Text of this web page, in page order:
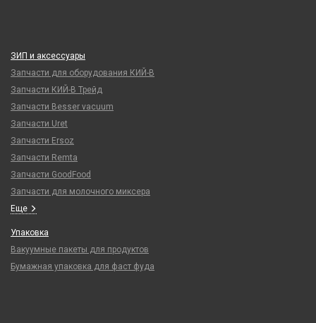
ЗИП и аксессуары
Запчасти для оборудования КИЙ-В
Запчасти КИЙ-В Трейд
Запчасти Besser vacuum
Запчасти Uret
Запчасти Ersoz
Запчасти Remta
Запчасти GoodFood
Запчасти для молочного миксера
Еще
Упаковка
Вакуумные пакеты для продуктов
Бумажная упаковка для фаст фуда